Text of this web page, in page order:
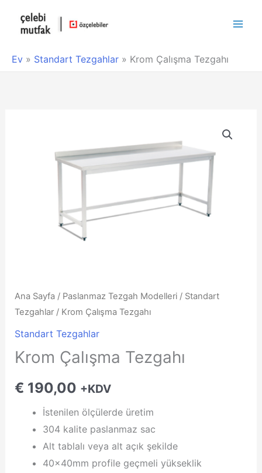
Ev » Standart Tezgahlar » Krom Çalışma Tezgahı
Ana Sayfa / Paslanmaz Tezgah Modelleri/ Standart
Tezgahlar/ Krom Çalışma Tezgahı
Standart Tezgahlar
Krom Çalışma Tezgahı
€ 190,00 +KDV
İstenilen ölçülerde üretim
304 kalite paslanmaz sac
Alt tablalı veya alt açık şekilde
40x40mm profile geçmeli yükseklik